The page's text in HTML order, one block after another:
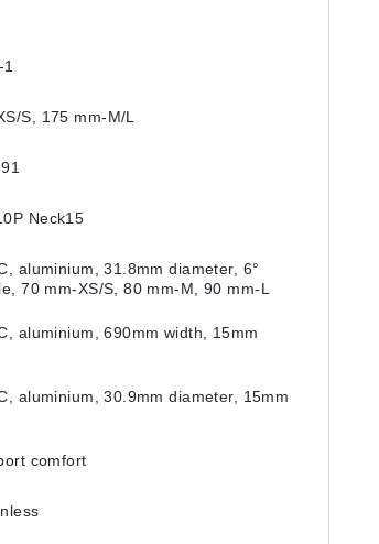
S, 175 mm-M/L
Neck15
aluminium, 31.8mm diameter, 6°
70 mm-XS/S, 80 mm-M, 90 mm-L
aluminium, 690mm width, 15mm
aluminium, 30.9mm diameter, 15mm
comfort